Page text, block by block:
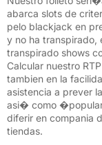
abarca slots de
pelo blackjack en
y no ha transpirado,
transpirado shows
Calcular nuestro
tambien en la
asistencia a prever
asi� como
diferir en compania
tiendas.